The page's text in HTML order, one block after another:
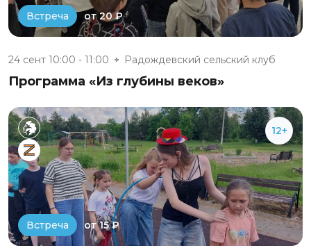
Встреча от 20 ₽
24 сент 10:00 - 11:00 Радождевский сельский клуб
Программа «Из глубины веков»
12+
Встреча от 15 ₽